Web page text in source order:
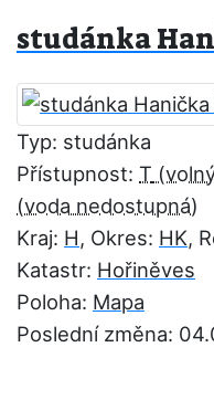
studánka
Typ: studánka
Přístupnost: T
Kraj: H, Okres: HK,
Katastr: Hořiněves
Poloha: Mapa
Poslední změna: